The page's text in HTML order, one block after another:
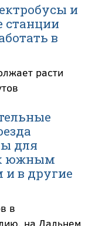
и
станции
в
расти
для
южным
и в другие
в
на Дальнем